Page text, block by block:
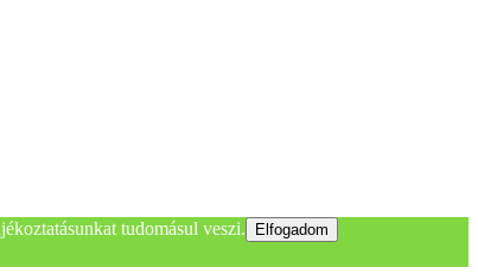
tudomásul veszi.
Elfogadom